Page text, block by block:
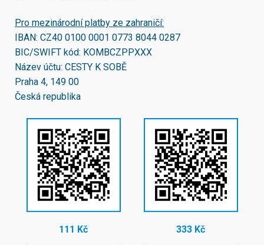
Pro mezinárodní platby ze zahraničí:
IBAN: CZ40 0100 0001 0773 8044 0287
BIC/SWIFT kód: KOMBCZPPXXX
Název účtu: CESTY K SOBĚ
Praha 4, 149 00
Česká republika
111 Kč 333 Kč